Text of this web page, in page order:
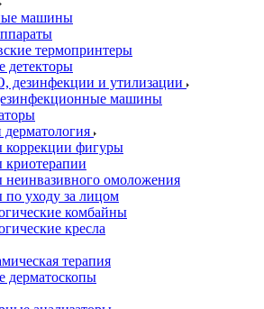
машины
термопринтеры
детекторы
дезинфекции и утилизации
машины
коррекции фигуры
криотерапии
неинвазивного омоложения
уходу за лицом
комбайны
кресла
терапия
дерматоскопы